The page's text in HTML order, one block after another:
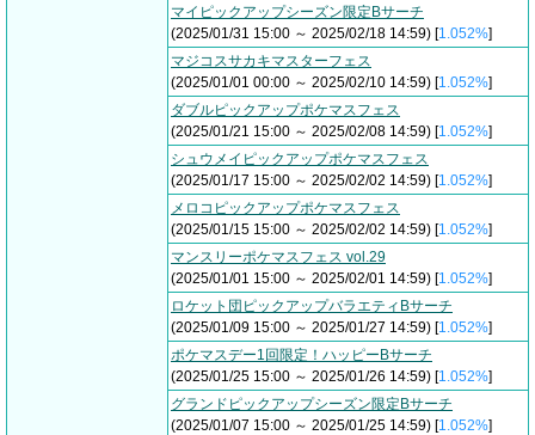
マイピックアップシーズン限定Bサーチ
(2025/01/31 15:00 ～ 2025/02/18 14:59) [1.052%]
マジコスサカキマスターフェス
(2025/01/01 00:00 ～ 2025/02/10 14:59) [1.052%]
ダブルピックアップポケマスフェス
(2025/01/21 15:00 ～ 2025/02/08 14:59) [1.052%]
シュウメイピックアップポケマスフェス
(2025/01/17 15:00 ～ 2025/02/02 14:59) [1.052%]
メロコピックアップポケマスフェス
(2025/01/15 15:00 ～ 2025/02/02 14:59) [1.052%]
マンスリーポケマスフェス vol.29
(2025/01/01 15:00 ～ 2025/02/01 14:59) [1.052%]
ロケット団ピックアップバラエティBサーチ
(2025/01/09 15:00 ～ 2025/01/27 14:59) [1.052%]
ポケマスデー1回限定！ハッピーBサーチ
(2025/01/25 15:00 ～ 2025/01/26 14:59) [1.052%]
グランドピックアップシーズン限定Bサーチ
(2025/01/07 15:00 ～ 2025/01/25 14:59) [1.052%]